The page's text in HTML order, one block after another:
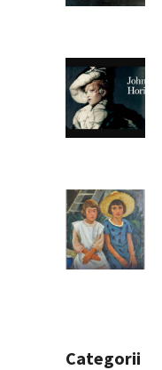
Categorii